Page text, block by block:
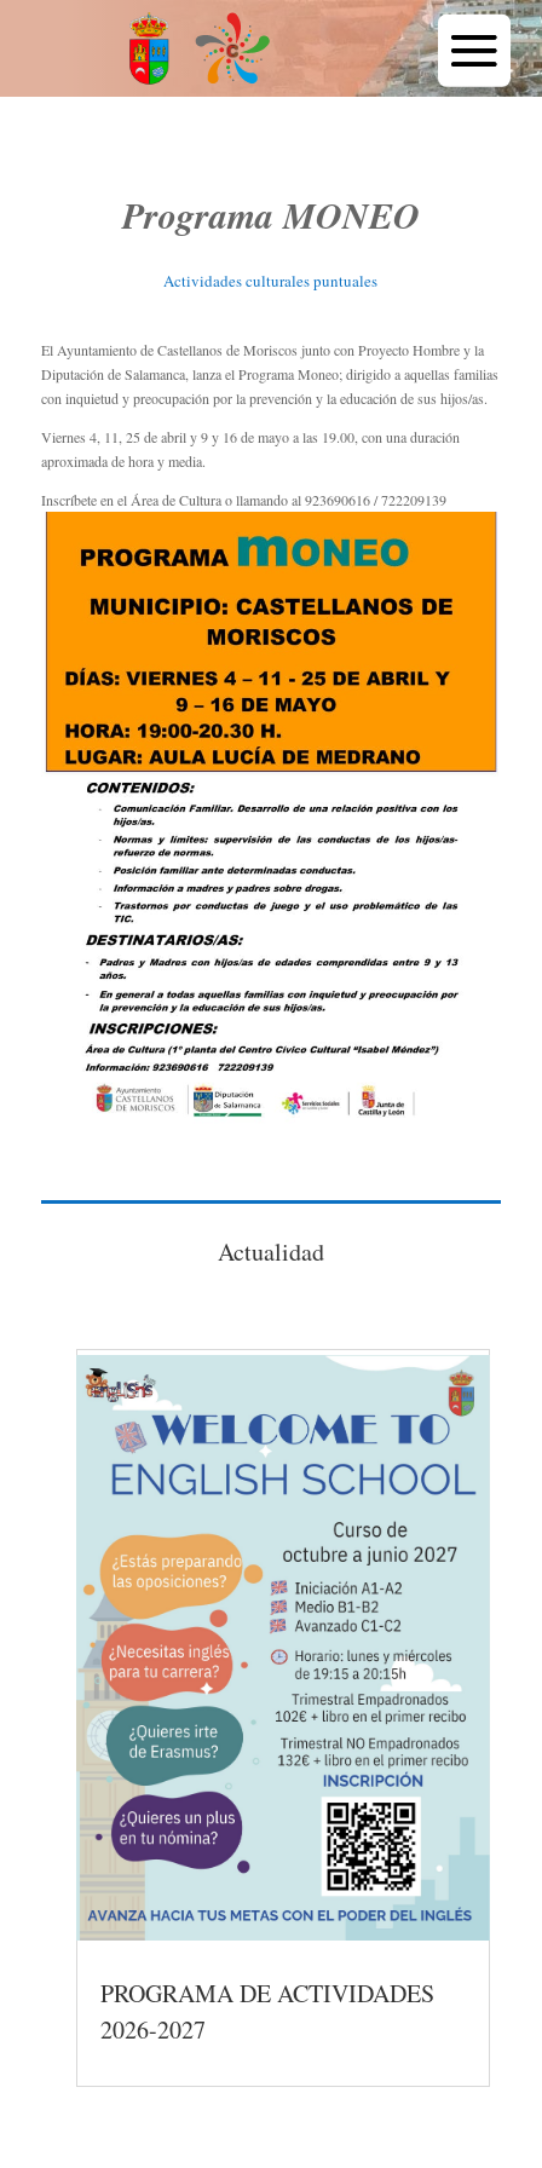
Programa MONEO
Actividades culturales puntuales
El Ayuntamiento de Castellanos de Moriscos junto con Proyecto Hombre y la
Diputación de Salamanca, lanza el Programa Moneo; dirigido a aquellas familias
con inquietud y preocupación por la prevención y la educación de sus hijos/as.
Viernes 4, 11, 25 de abril y 9 y 16 de mayo a las 19.00, con una duración
aproximada de hora y media.
Inscríbete en el Área de Cultura o llamando al 923690616 / 722209139
Actualidad
PROGRAMA DE ACTIVIDADES
2026-2027